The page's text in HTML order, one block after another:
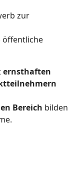
zur
öffentliche
ernsthaften
Bereich bilden